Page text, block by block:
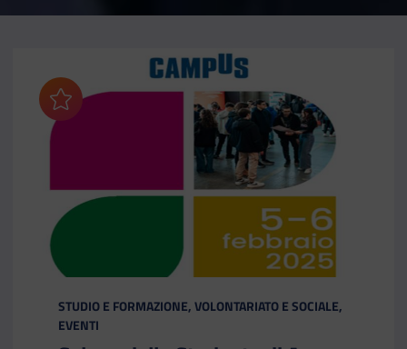
Aggiungi ai preferiti
CATEGORIA:
STUDIO E FORMAZIONE, VOLONTARIATO E SOCIALE,
EVENTI